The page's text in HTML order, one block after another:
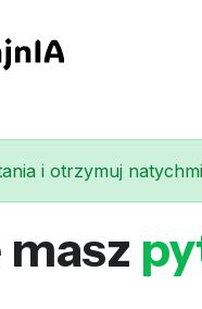
i otrzymuj